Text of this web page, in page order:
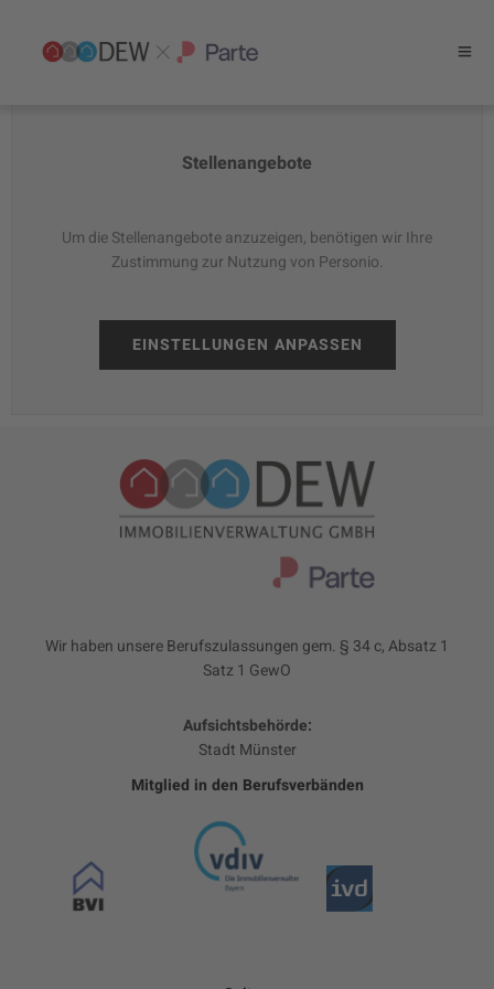
Stellenangebote
Um die Stellenangebote anzuzeigen, benötigen wir Ihre
Zustimmung zur Nutzung von Personio.
EINSTELLUNGEN ANPASSEN
Wir haben unsere Berufszulassungen gem. § 34 c, Absatz 1
Satz 1 GewO
Aufsichtsbehörde:
Stadt Münster
Mitglied in den Berufsverbänden